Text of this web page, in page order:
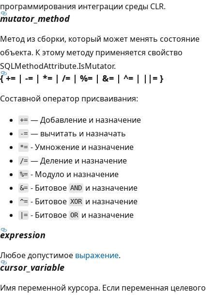
программирования интеграции среды CLR.
mutator_method
Метод из сборки, который может менять состояние
объекта. К этому методу применяется свойство
SQLMethodAttribute.IsMutator.
{ += | -= | *= | /= | %= | &= | ^= | ||= }
Составной оператор присваивания:
+= — Добавление и назначение
-= — вычитать и назначать
*= - Умножение и назначение
/= — Деление и назначение
%= - Модуло и назначение
&= - БитовоеANDи назначение
^= - БитовоеXORи назначение
|= - БитовоеORи назначение
expression
Любое допустимое выражение.
cursor_variable
Имя переменной курсора. Если переменная целевого